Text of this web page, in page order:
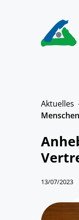
Aktuelles
13/07/2023